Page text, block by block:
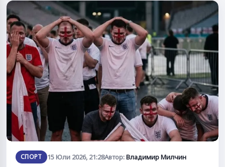
СПОРТ 15 Юли 2026, 21:28Автор:Владимир Милчин